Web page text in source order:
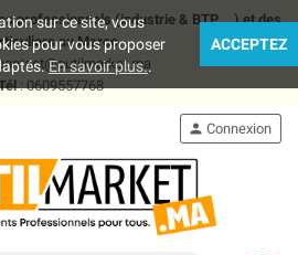
professionnels (industrie & BTP .. ) et des
au Maroc
: 0609557768
person Connexion
sur ce site, vous
pour vous proposer
En savoir plus..
ACCEPTEZ